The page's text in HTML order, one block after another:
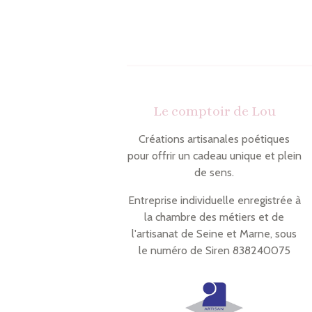
Le comptoir de Lou
Créations artisanales poétiques
pour offrir un cadeau unique et plein
de sens.
Entreprise individuelle enregistrée à
la chambre des métiers et de
l'artisanat de Seine et Marne, sous
le numéro de Siren 838240075